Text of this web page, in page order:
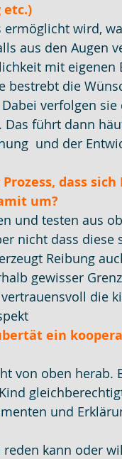
etc.)
wird,
aus den Augen
mit eigenen
bestrebt die
verfolgen
führt dann
und der
dass
um?
und testen aus
nicht dass diese
Reibung
gewisser
die
ein
von oben herab.
und
kann oder